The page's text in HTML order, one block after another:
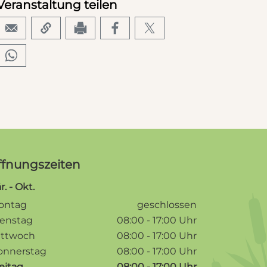
teilen
- Okt.
/ Monate
/ Hinweise
geschlossen
08:00 - 17:00 Uhr
08:00 - 17:00 Uhr
08:00 - 17:00 Uhr